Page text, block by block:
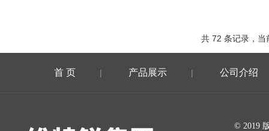
共 72 条记录，
首 页 | 产品展示 | 公司介绍
© 2019